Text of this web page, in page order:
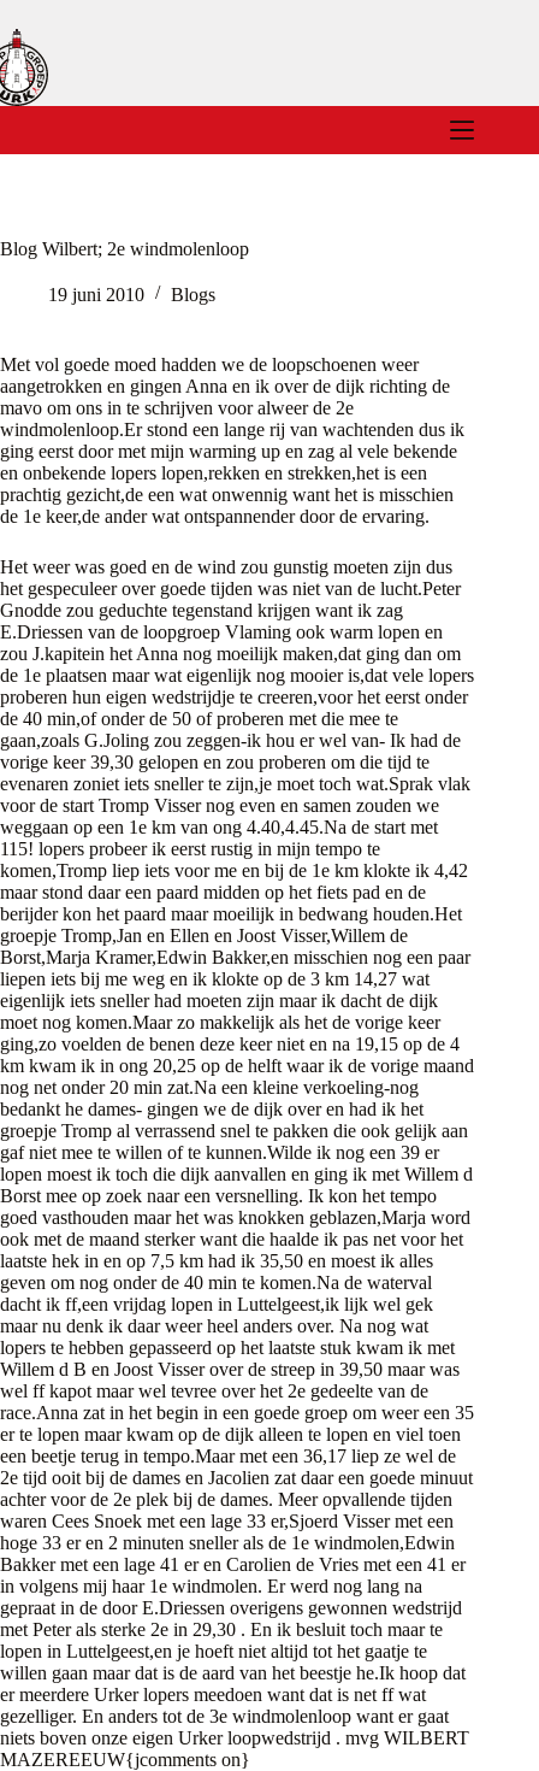
naar
de
inhoud
Blog Wilbert; 2e windmolenloop
19 juni 2010 Blogs
Met vol goede moed hadden we de loopschoenen weer
aangetrokken en gingen Anna en ik over de dijk richting de
mavo om ons in te schrijven voor alweer de 2e
windmolenloop.Er stond een lange rij van wachtenden dus ik
ging eerst door met mijn warming up en zag al vele bekende
en onbekende lopers lopen,rekken en strekken,het is een
prachtig gezicht,de een wat onwennig want het is misschien
de 1e keer,de ander wat ontspannender door de ervaring.
Het weer was goed en de wind zou gunstig moeten zijn dus
het gespeculeer over goede tijden was niet van de lucht.Peter
Gnodde zou geduchte tegenstand krijgen want ik zag
E.Driessen van de loopgroep Vlaming ook warm lopen en
zou J.kapitein het Anna nog moeilijk maken,dat ging dan om
de 1e plaatsen maar wat eigenlijk nog mooier is,dat vele lopers
proberen hun eigen wedstrijdje te creeren,voor het eerst onder
de 40 min,of onder de 50 of proberen met die mee te
gaan,zoals G.Joling zou zeggen-ik hou er wel van- Ik had de
vorige keer 39,30 gelopen en zou proberen om die tijd te
evenaren zoniet iets sneller te zijn,je moet toch wat.Sprak vlak
voor de start Tromp Visser nog even en samen zouden we
weggaan op een 1e km van ong 4.40,4.45.Na de start met
115! lopers probeer ik eerst rustig in mijn tempo te
komen,Tromp liep iets voor me en bij de 1e km klokte ik 4,42
maar stond daar een paard midden op het fiets pad en de
berijder kon het paard maar moeilijk in bedwang houden.Het
groepje Tromp,Jan en Ellen en Joost Visser,Willem de
Borst,Marja Kramer,Edwin Bakker,en misschien nog een paar
liepen iets bij me weg en ik klokte op de 3 km 14,27 wat
eigenlijk iets sneller had moeten zijn maar ik dacht de dijk
moet nog komen.Maar zo makkelijk als het de vorige keer
ging,zo voelden de benen deze keer niet en na 19,15 op de 4
km kwam ik in ong 20,25 op de helft waar ik de vorige maand
nog net onder 20 min zat.Na een kleine verkoeling-nog
bedankt he dames- gingen we de dijk over en had ik het
groepje Tromp al verrassend snel te pakken die ook gelijk aan
gaf niet mee te willen of te kunnen.Wilde ik nog een 39 er
lopen moest ik toch die dijk aanvallen en ging ik met Willem d
Borst mee op zoek naar een versnelling. Ik kon het tempo
goed vasthouden maar het was knokken geblazen,Marja word
ook met de maand sterker want die haalde ik pas net voor het
laatste hek in en op 7,5 km had ik 35,50 en moest ik alles
geven om nog onder de 40 min te komen.Na de waterval
dacht ik ff,een vrijdag lopen in Luttelgeest,ik lijk wel gek
maar nu denk ik daar weer heel anders over. Na nog wat
lopers te hebben gepasseerd op het laatste stuk kwam ik met
Willem d B en Joost Visser over de streep in 39,50 maar was
wel ff kapot maar wel tevree over het 2e gedeelte van de
race.Anna zat in het begin in een goede groep om weer een 35
er te lopen maar kwam op de dijk alleen te lopen en viel toen
een beetje terug in tempo.Maar met een 36,17 liep ze wel de
2e tijd ooit bij de dames en Jacolien zat daar een goede minuut
achter voor de 2e plek bij de dames. Meer opvallende tijden
waren Cees Snoek met een lage 33 er,Sjoerd Visser met een
hoge 33 er en 2 minuten sneller als de 1e windmolen,Edwin
Bakker met een lage 41 er en Carolien de Vries met een 41 er
in volgens mij haar 1e windmolen. Er werd nog lang na
gepraat in de door E.Driessen overigens gewonnen wedstrijd
met Peter als sterke 2e in 29,30 . En ik besluit toch maar te
lopen in Luttelgeest,en je hoeft niet altijd tot het gaatje te
willen gaan maar dat is de aard van het beestje he.Ik hoop dat
er meerdere Urker lopers meedoen want dat is net ff wat
gezelliger. En anders tot de 3e windmolenloop want er gaat
niets boven onze eigen Urker loopwedstrijd . mvg WILBERT
MAZEREEUW{jcomments on}